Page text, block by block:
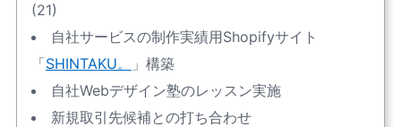
(21)
自社サービスの制作実績用Shopifyサイト
「SHINTAKU。
」構築
自社Webデザイン塾のレッスン実施
新規取引先候補との打ち合わせ